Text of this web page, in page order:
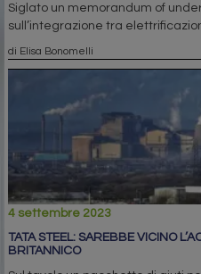
Siglato un memorandum of
sull’integrazione tra
di Elisa Bonomelli
4 settembre 2023
TATA STEEL: SAREBBE VICINO
BRITANNICO